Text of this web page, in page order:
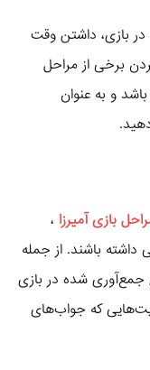
در بازی، داشتن وقت
برخی از مراحل
و به عنوان
بازی آمیرزا ،
داشته باشند. از جمله
جمع‌آوری شده در بازی
که جواب‌های